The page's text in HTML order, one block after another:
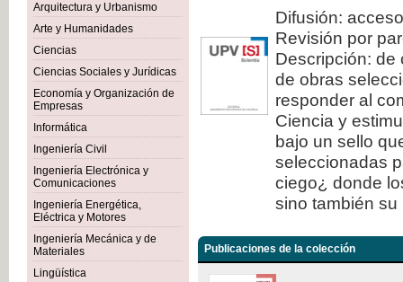
Arquitectura y Urbanismo
Arte y Humanidades
Ciencias
Ciencias Sociales y Jurídicas
Economía y Organización de
Empresas
Informática
Ingeniería Civil
Ingeniería Electrónica y
Comunicaciones
Ingeniería Energética,
Eléctrica y Motores
Ingeniería Mecánica y de
Materiales
Lingüística
Difusión:
Revisión por
Descripción: de
de obras
responder al
Ciencia y
bajo un sello
seleccionadas
ciego¿ donde
sino también
Publicaciones de la colección